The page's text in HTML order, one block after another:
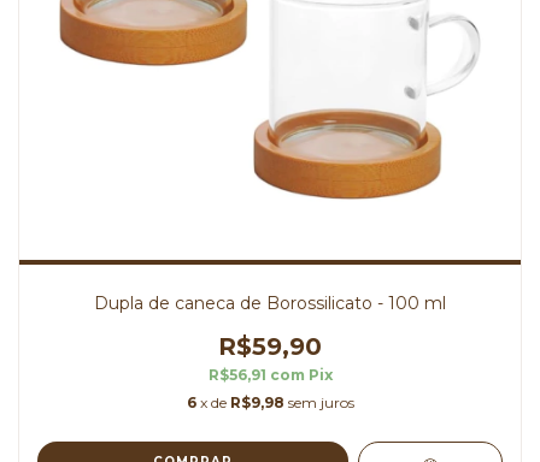
Dupla de caneca de Borossilicato - 100 ml
R$59,90
R$56,91 com Pix
6 x de R$9,98 sem juros